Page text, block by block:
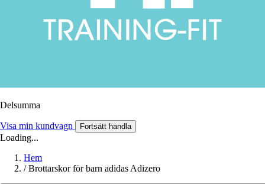
Delsumma
Visa min kundvagn Fortsätt handla
Loading...
Hem
/ Brottarskor för barn adidas Adizero